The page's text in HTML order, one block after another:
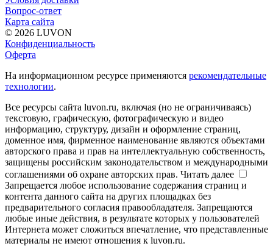
Вопрос-ответ
Карта сайта
© 2026 LUVON
Конфиденциальность
Оферта
На информационном ресурсе применяются рекомендательные
технологии.
Все ресурсы сайта luvon.ru, включая (но не ограничиваясь)
текстовую, графическую, фотографическую и видео
информацию, структуру, дизайн и оформление страниц,
доменное имя, фирменное наименование являются объектами
авторского права и прав на интеллектуальную собственность,
защищены российским законодательством и международными
соглашениями об охране авторских прав. Читать далее
Запрещается любое использование содержания страниц и
контента данного сайта на других площадках без
предварительного согласия правообладателя. Запрещаются
любые иные действия, в результате которых у пользователей
Интернета может сложиться впечатление, что представленные
материалы не имеют отношения к luvon.ru.